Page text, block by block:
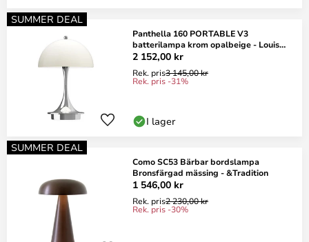
SUMMER DEAL
Panthella 160 PORTABLE V3
batterilampa krom opalbeige - Louis
Poulsen
2 152,00 kr
Rek. pris3 145,00 kr
Rek. pris -31%
I lager
SUMMER DEAL
Como SC53 Bärbar bordslampa
Bronsfärgad mässing - &Tradition
1 546,00 kr
Rek. pris2 230,00 kr
Rek. pris -30%